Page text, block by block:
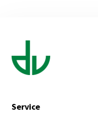
Service